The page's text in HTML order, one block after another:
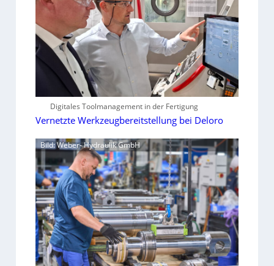
Digitales Toolmanagement in der Fertigung
Vernetzte Werkzeugbereitstellung bei Deloro
Bild: Weber- Hydraulik GmbH